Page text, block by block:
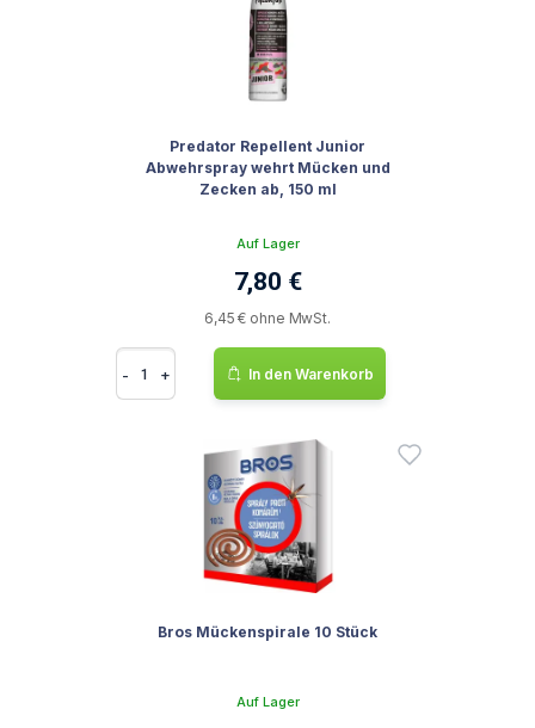
Predator Repellent Junior
Abwehrspray wehrt Mücken und
Zecken ab, 150 ml
Auf Lager
7,80 €
6,45 € ohne MwSt.
- + In den Warenkorb
Bros Mückenspirale 10 Stück
Auf Lager